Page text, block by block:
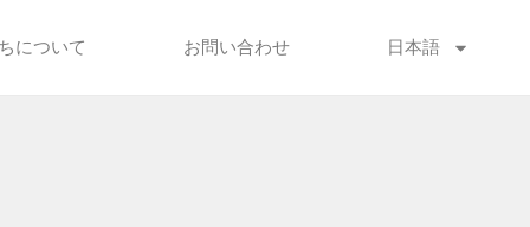
について お問い合わせ 日本語